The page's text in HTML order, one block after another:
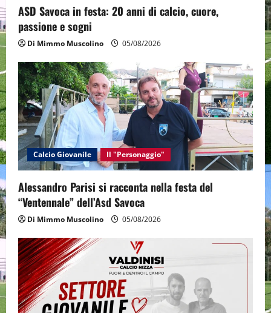
o
n
ASD Savoca in festa: 20 anni di calcio, cuore,
passione e sogni
Di Mimmo Muscolino 05/08/2026
Calcio Giovanile Il "Personaggio"
Alessandro Parisi si racconta nella festa del
“Ventennale” dell’Asd Savoca
Di Mimmo Muscolino 05/08/2026